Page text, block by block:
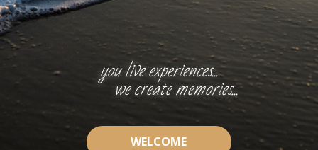
you live experiences...
we create memories...
WELCOME